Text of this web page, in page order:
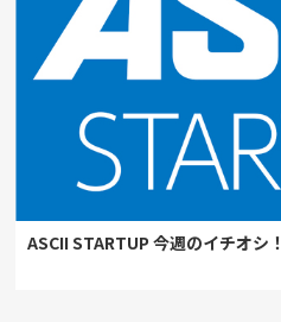
ASCII STARTUP 今週のイチオシ！